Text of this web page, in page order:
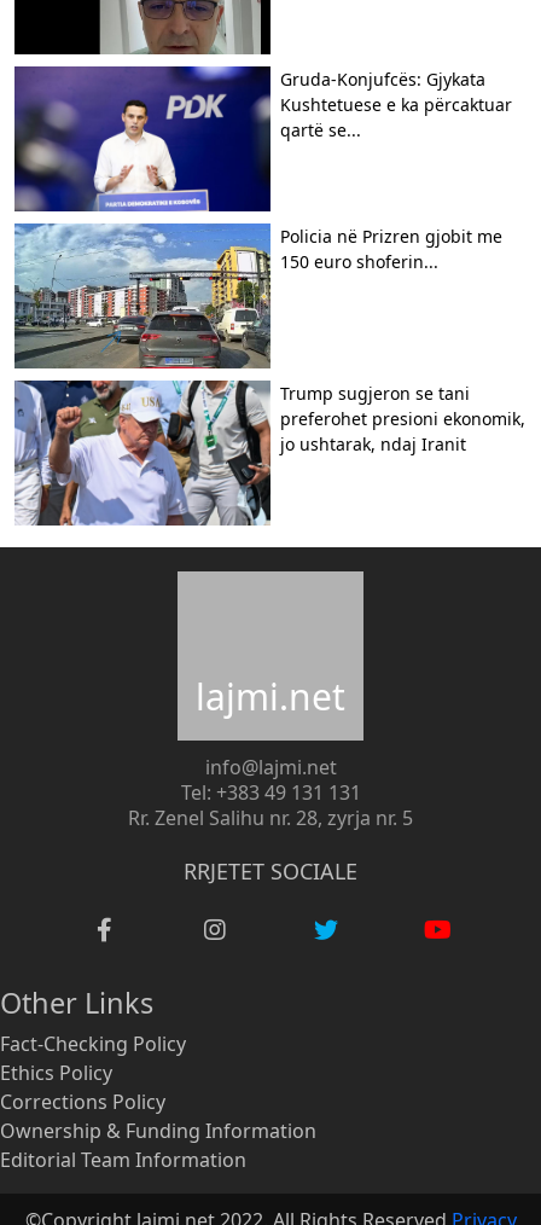
Gruda-Konjufcës: Gjykata
Kushtetuese e ka përcaktuar
qartë se...
Policia në Prizren gjobit me
150 euro shoferin...
Trump sugjeron se tani
preferohet presioni ekonomik,
jo ushtarak, ndaj Iranit
lajmi.net
info@lajmi.net
Tel: +383 49 131 131
Rr. Zenel Salihu nr. 28, zyrja nr. 5
RRJETET SOCIALE
Other Links
Fact-Checking Policy
Ethics Policy
Corrections Policy
Ownership & Funding Information
Editorial Team Information